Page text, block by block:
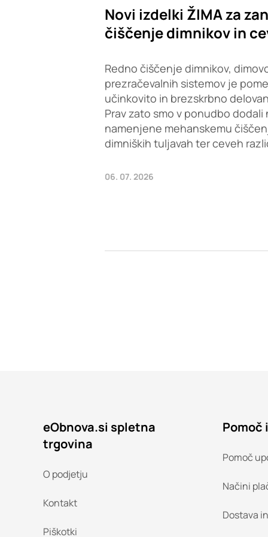
Novi izdelki ŽIMA za
čiščenje dimnikov in
Redno čiščenje dimnikov,
prezračevalnih sistemov je
učinkovito in brezskrbno
Prav zato smo v ponudbo dodali
namenjene mehanskemu
dimniških tuljavah ter ceveh
06. 07. 2026
eObnova.si spletna
trgovina
O podjetju
Kontakt
Piškotki
Pomoč
Pomoč
Načini
Dostava